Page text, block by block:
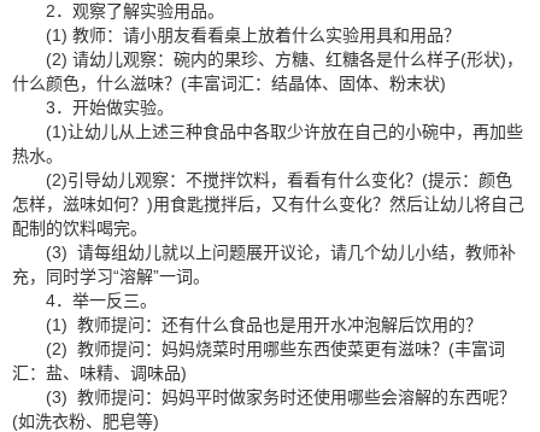
2．观察了解实验用品。
(1) 教师：请小朋友看看桌上放着什么实验用具和用品？
(2) 请幼儿观察：碗内的果珍、方糖、红糖各是什么样子(形状)，
什么颜色，什么滋味？(丰富词汇：结晶体、固体、粉末状)
3．开始做实验。
(1)让幼儿从上述三种食品中各取少许放在自己的小碗中，再加些
热水。
(2)引导幼儿观察：不搅拌饮料，看看有什么变化？(提示：颜色
怎样，滋味如何？)用食匙搅拌后，又有什么变化？然后让幼儿将自己
配制的饮料喝完。
(3) 请每组幼儿就以上问题展开议论，请几个幼儿小结，教师补
充，同时学习“溶解”一词。
4．举一反三。
(1) 教师提问：还有什么食品也是用开水冲泡解后饮用的？
(2) 教师提问：妈妈烧菜时用哪些东西使菜更有滋味？(丰富词
汇：盐、味精、调味品)
(3) 教师提问：妈妈平时做家务时还使用哪些会溶解的东西呢？
(如洗衣粉、肥皂等)